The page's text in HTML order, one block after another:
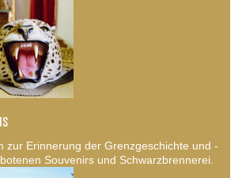
zur Erinnerung der Grenzgeschichte und -
Souvenirs und Schwarzbrennerei.